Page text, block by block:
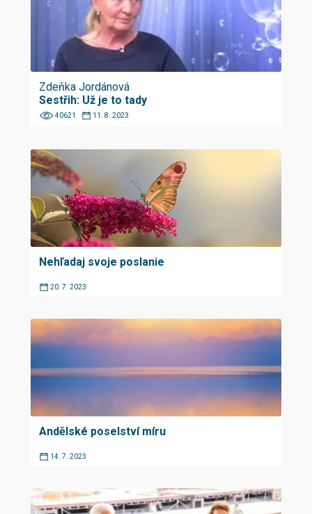
Zdeňka Jordánová
Sestřih: Už je to tady
40621 11. 8. 2023
Nehľadaj svoje poslanie
20. 7. 2023
Andělské poselství míru
14. 7. 2023